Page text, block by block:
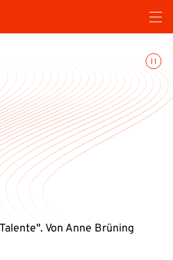
Open
Von Anne Brüning